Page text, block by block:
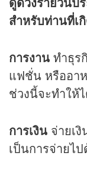
สำหรับท่านที่เ
การงาน ทำธุร
แฟชั่น หรืออา
ช่วงนี้จะทำให้
การเงิน จ่ายเ
เป็นการจ่ายไ